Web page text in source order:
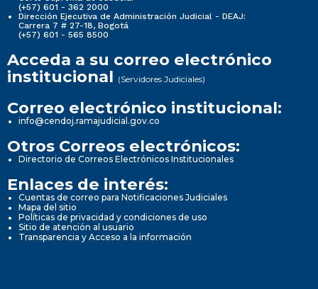
(+57) 601 - 362 2000
Dirección Ejecutiva de Administración Judicial - DEAJ:
Carrera 7 # 27-18, Bogotá
(+57) 601 - 565 8500
Acceda a su correo electrónico
institucional (Servidores Judiciales)
Correo electrónico institucional:
info@cendoj.ramajudicial.gov.co
Otros Correos electrónicos:
Directorio de Correos Electrónicos Institucionales
Enlaces de interés:
Cuentas de correo para Notificaciones Judiciales
Mapa del sitio
Políticas de privacidad y condiciones de uso
Sitio de atención al usuario
Transparencia y Acceso a la información